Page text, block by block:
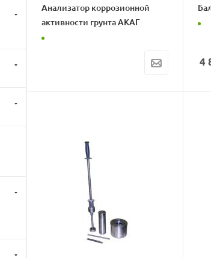
Анализатор коррозионной
активности грунта АКАГ
4